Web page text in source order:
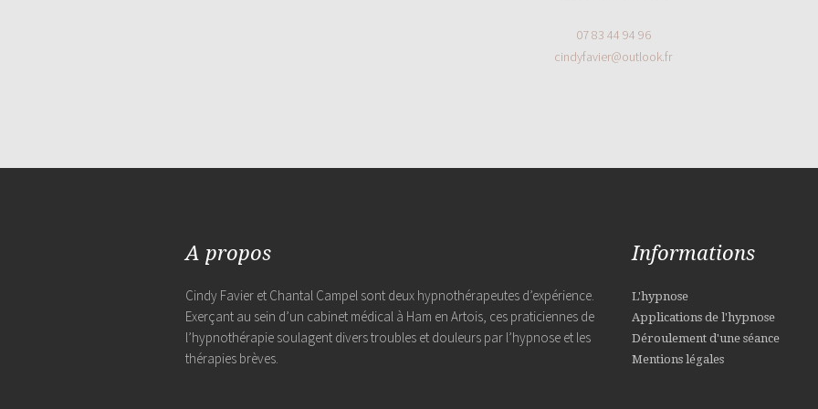
07 83 44 94 96
cindyfavier@outlook.fr
A propos
Cindy Favier et Chantal Campel sont deux hypnothérapeutes d’expérience.
Exerçant au sein d’un cabinet médical à Ham en Artois, ces praticiennes de
l’hypnothérapie soulagent divers troubles et douleurs par l’hypnose et les
thérapies brèves.
Informations
L'hypnose
Applications de l'hypnose
Déroulement d'une séance
Mentions légales